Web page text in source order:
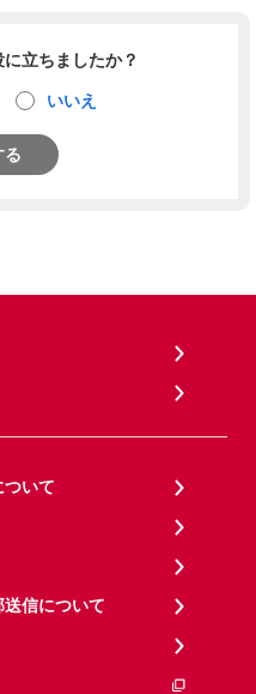
立ちましたか？
いいえ
る
いて
信について